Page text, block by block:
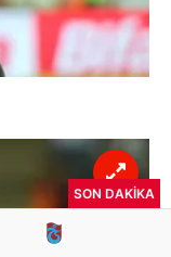
SON DAKİKA